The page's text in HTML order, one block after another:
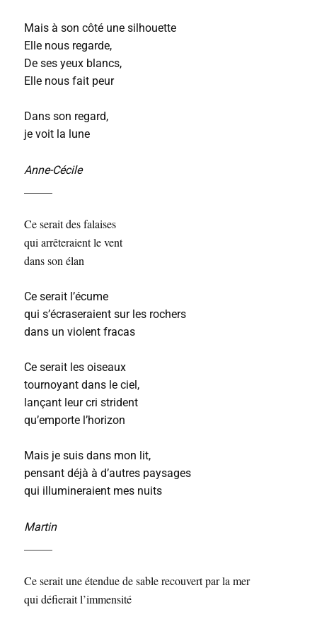
Mais à son côté une silhouette
Elle nous regarde,
De ses yeux blancs,
Elle nous fait peur
Dans son regard,
je voit la lune
Anne-Cécile
Ce serait des falaises
qui arrêteraient le vent
dans son élan
Ce serait l’écume
qui s’écraseraient sur les rochers
dans un violent fracas
Ce serait les oiseaux
tournoyant dans le ciel,
lançant leur cri strident
qu’emporte l’horizon
Mais je suis dans mon lit,
pensant déjà à d’autres paysages
qui illumineraient mes nuits
Martin
Ce serait une étendue de sable recouvert par la mer
qui défierait l’immensité